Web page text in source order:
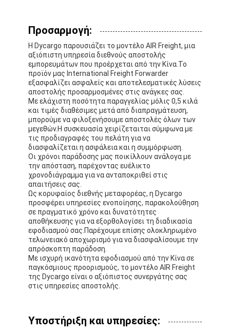
Προσαρμογή:
Η Dycargo παρουσιάζει το μοντέλο AIR Freight, μια
αξιόπιστη υπηρεσία διεθνούς αποστολής
εμπορευμάτων που προέρχεται από την Κίνα.Το
προϊόν μας International Freight Forwarder
εξασφαλίζει ασφαλείς και αποτελεσματικές λύσεις
αποστολής προσαρμοσμένες στις ανάγκες σας.
Με ελάχιστη ποσότητα παραγγελίας μόλις 0,5 κιλά
και τιμές διαθέσιμες μετά από διαπραγμάτευση,
μπορούμε να φιλοξενήσουμε αποστολές όλων των
μεγεθών.Η συσκευασία χειρίζεταιται σύμφωνα με
τις προδιαγραφές του πελάτη για να
διασφαλίζεται η ασφάλεια και η συμμόρφωση.
Οι χρόνοι παράδοσης μας ποικίλλουν ανάλογα με
την απόσταση, παρέχοντας ευέλικτο
χρονοδιάγραμμα για να ανταποκριθεί στις
απαιτήσεις σας.
Ως κορυφαίος διεθνής μεταφορέας, η Dycargo
προσφέρει υπηρεσίες ενοποίησης, παρακολούθηση
σε πραγματικό χρόνο και δυνατότητες
αποθήκευσης για να εξορθολογίσει τη διαδικασία
εφοδιασμού σας.Παρέχουμε επίσης ολοκληρωμένο
τελωνειακό αποχωρισμό για να διασφαλίσουμε την
απρόσκοπτη παράδοση.
Με ισχυρή ικανότητα εφοδιασμού από την Κίνα σε
παγκόσμιους προορισμούς, το μοντέλο AIR Freight
της Dycargo είναι ο αξιόπιστος συνεργάτης σας
στις υπηρεσίες αποστολής.
Υποστήριξη και υπηρεσίες: